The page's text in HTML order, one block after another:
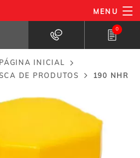
MENU
0
ADICIONAR À MINHA LISTA
INICIAL
DE PRODUTOS
190 NHR